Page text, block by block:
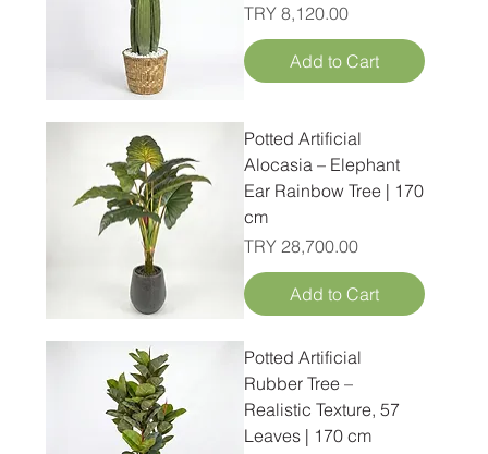
Price
TRY 8,120.00
Add to Cart
Potted Artificial
Alocasia – Elephant
Ear Rainbow Tree | 170
cm
Price
TRY 28,700.00
Add to Cart
Potted Artificial
Rubber Tree –
Realistic Texture, 57
Leaves | 170 cm